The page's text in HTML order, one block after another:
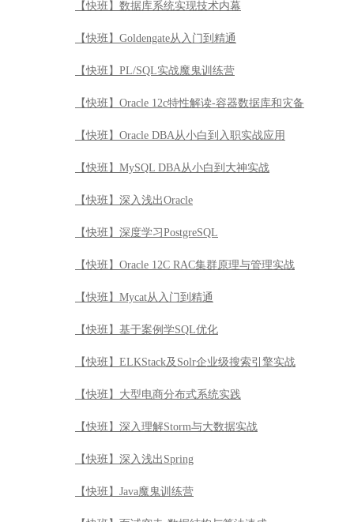
【快班】MySQL DBA从小白到大神实战
【快班】深入浅出Oracle
【快班】深度学习PostgreSQL
【快班】Oracle 12C RAC集群原理与管理实战
【快班】Mycat从入门到精通
【快班】基于案例学SQL优化
【快班】ELKStack及Solr企业级搜索引擎实战
【快班】大型电商分布式系统实践
【快班】深入理解Storm与大数据实战
【快班】深入浅出Spring
【快班】Java魔鬼训练营
【快班】面试突击-数据结构与算法速成
【快班】JAVA极客特训
【快班】深入JVM内核—原理、诊断与优化
【快班】Excel数据分析师突击—从入门到精通到项目实战
【快班】人工智能前沿系列之生成式对抗网络